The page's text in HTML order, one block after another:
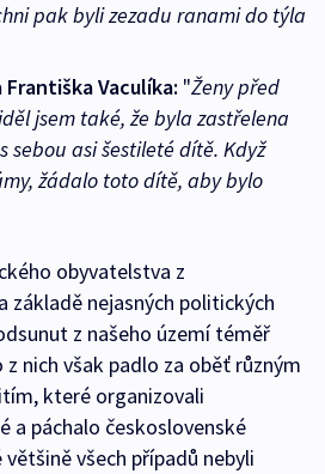
pak byli zezadu ranami do týla
Vaculíka: "Ženy před
jsem také, že byla zastřelena
sebou asi šestileté dítě. Když
žádalo toto dítě, aby bylo
obyvatelstva z
základě nejasných politických
z našeho území téměř
nich však padlo za oběť různým
které organizovali
a páchalo československé
všech případů nebyli